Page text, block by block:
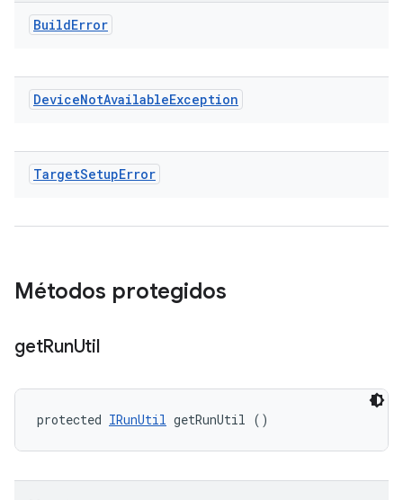
BuildError
DeviceNotAvailableException
TargetSetupError
Métodos protegidos
getRunUtil
protected IRunUtil getRunUtil ()